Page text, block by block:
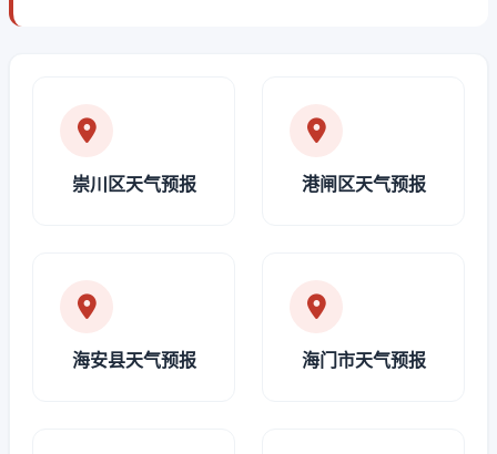
崇川区天气预报 港闸区天气预报
海安县天气预报 海门市天气预报